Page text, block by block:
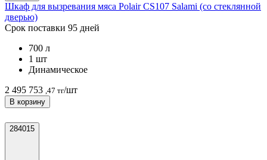
Шкаф для вызревания мяса Polair CS107 Salami (со стеклянной
дверью)
Срок поставки 95 дней
700 л
1 шт
Динамическое
2 495 753 ,47 тг/шт
В корзину
284015